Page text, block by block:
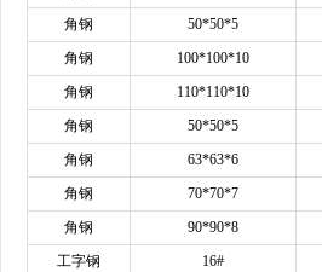
角钢
50*50*5
角钢
100*100*10
角钢
110*110*10
角钢
50*50*5
角钢
63*63*6
角钢
70*70*7
角钢
90*90*8
工字钢
16#